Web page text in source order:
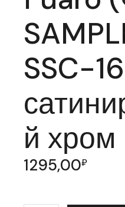
SSC-16
й хром
1295,00₽